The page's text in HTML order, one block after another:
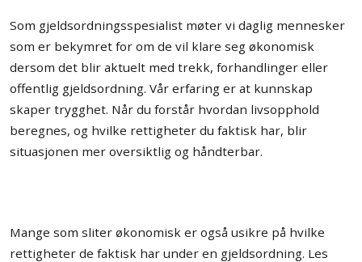
Som gjeldsordningsspesialist møter vi daglig mennesker
som er bekymret for om de vil klare seg økonomisk
dersom det blir aktuelt med trekk, forhandlinger eller
offentlig gjeldsordning. Vår erfaring er at kunnskap
skaper trygghet. Når du forstår hvordan livsopphold
beregnes, og hvilke rettigheter du faktisk har, blir
situasjonen mer oversiktlig og håndterbar.
Mange som sliter økonomisk er også usikre på hvilke
rettigheter de faktisk har under en gjeldsordning. Les